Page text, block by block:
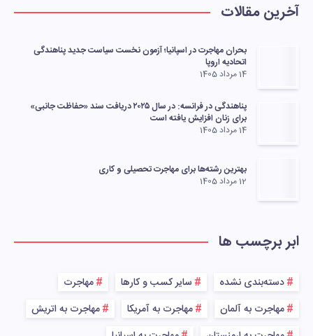
آخرین مقالات
بحران مهاجرت در اسپانیا؛ آزمون نخست سیاست جدید پناهندگی
اتحادیه اروپا
14 مرداد 1405
پناهندگی در فرانسه: در سال ۲۰۲۵ دریافت سند «حفاظت جانبی»
برای زنان افزایش یافته است
14 مرداد 1405
بهترین رشته‌ها برای مهاجرت تحصیلی و کاری
12 مرداد 1405
ابر برچسب ها
دسته‌بندی نشده سایر کسب و کارها
مهاجرت
مهاجرت به آلمان
مهاجرت به آمریکا
مهاجرت به اتریش